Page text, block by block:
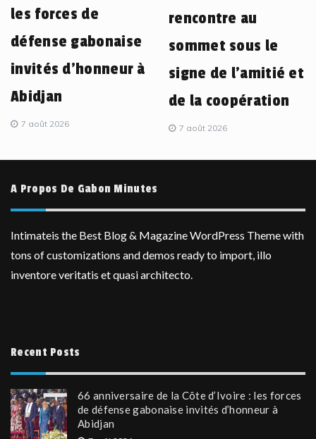
les forces de
défense gabonaise
invités d’honneur à
Abidjan
7 août 2026
rencontre au
sommet sous le
signe de l’amitié et
de la coopération
7 août 2026
A Propos De Gabon Minutes
Intimateis the Best Blog & Magazine WordPress Theme with
tons of customizations and demos ready to import, illo
inventore veritatis et quasi architecto.
Recent Posts
66 anniversaire de la Côte d’Ivoire : les forces
de défense gabonaise invités d’honneur à
Abidjan